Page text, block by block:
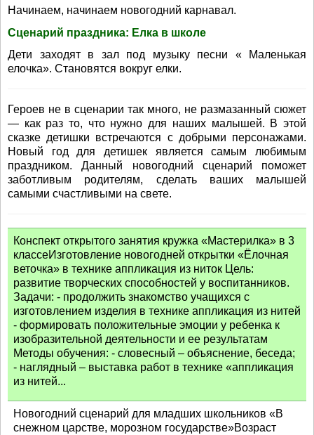
Начинаем, начинаем новогодний карнавал.
Сценарий праздника: Елка в школе
Дети заходят в зал под музыку песни « Маленькая
елочка». Становятся вокруг елки.
Героев не в сценарии так много, не размазанный сюжет
— как раз то, что нужно для наших малышей. В этой
сказке детишки встречаются с добрыми персонажами.
Новый год для детишек является самым любимым
праздником. Данный новогодний сценарий поможет
заботливым родителям, сделать ваших малышей
самыми счастливыми на свете.
Конспект открытого занятия кружка «Мастерилка» в 3
классеИзготовление новогодней открытки «Ёлочная
веточка» в технике аппликация из ниток Цель:
развитие творческих способностей у воспитанников.
Задачи: - продолжить знакомство учащихся с
изготовлением изделия в технике аппликация из нитей
- формировать положительные эмоции у ребенка к
изобразительной деятельности и ее результатам
Методы обучения: - словесный – объяснение, беседа;
- наглядный – выставка работ в технике «аппликация
из нитей...
Новогодний сценарий для младших школьников «В
снежном царстве, морозном государстве»Возраст